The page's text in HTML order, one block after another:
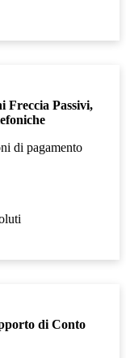
Freccia Passivi,
di pagamento
di Conto